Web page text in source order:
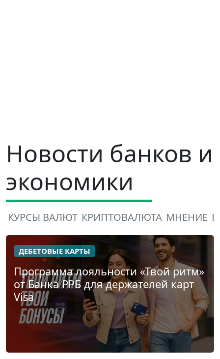
Новости банков и
экономики
КУРСЫ ВАЛЮТ КРИПТОВАЛЮТА МНЕНИЕ
ДЕБЕТОВЫЕ КАРТЫ
Программа лояльности «Твой ритм»
от Банка РРБ для держателей карт
Visa